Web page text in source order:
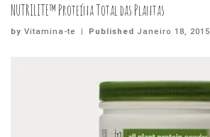
NUTRILITE™ Proteína Total das Plantas
by Vitamina-te | Published Janeiro 18, 2015